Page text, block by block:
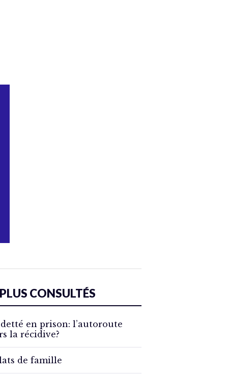
CONSULTÉS
en prison: l’autoroute
la récidive?
de famille